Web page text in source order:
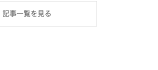
記事一覧を見る